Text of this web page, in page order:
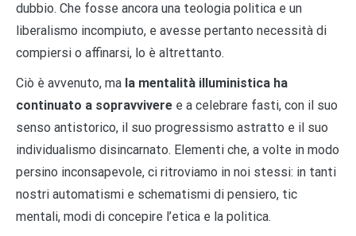
dubbio. Che fosse ancora una teologia politica e un
liberalismo incompiuto, e avesse pertanto necessità di
compiersi o affinarsi, lo è altrettanto.
Ciò è avvenuto, ma la mentalità illuministica ha
continuato a sopravvivere e a celebrare fasti, con il suo
senso antistorico, il suo progressismo astratto e il suo
individualismo disincarnato. Elementi che, a volte in modo
persino inconsapevole, ci ritroviamo in noi stessi: in tanti
nostri automatismi e schematismi di pensiero, tic
mentali, modi di concepire l’etica e la politica.